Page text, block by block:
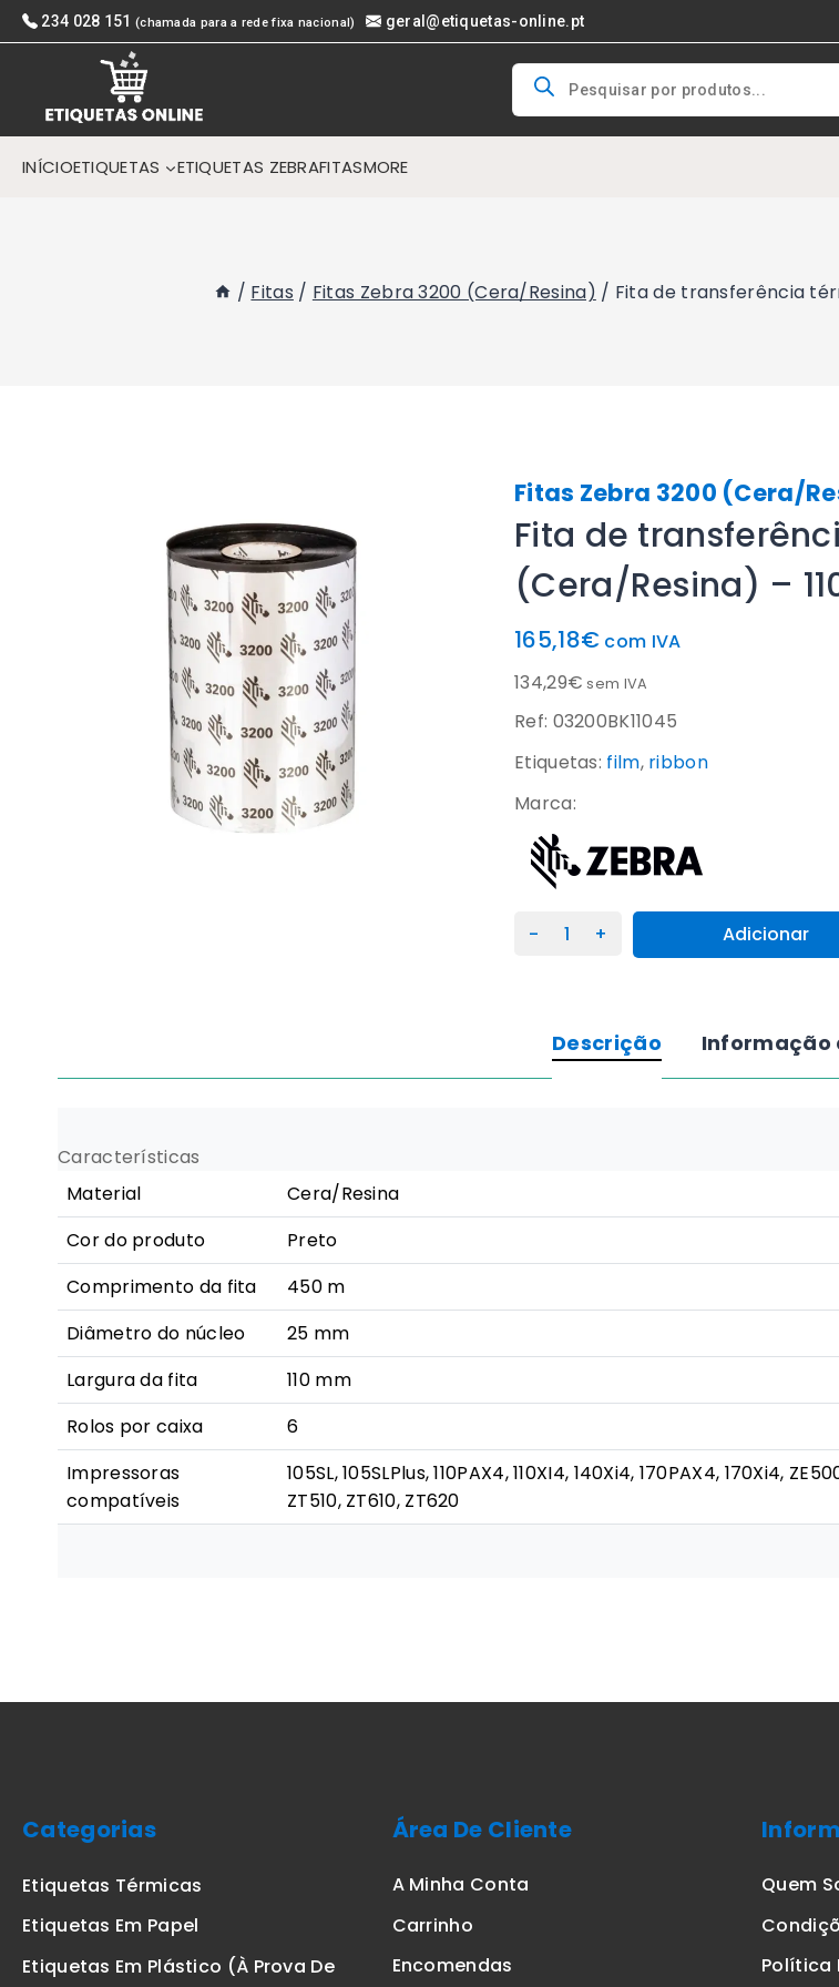
Skip
to
234 028 151 (chamada para a rede fixa nacional) geral@etiquetas-online.pt
Products
search
INÍCIOETIQUETAS ETIQUETAS ZEBRAFITASMORE
/ Fitas / Fitas Zebra 3200 (Cera/Resina) / Fita de transferência
Fitas Zebra 3200 (Cera/
Fita de
(Cera/Resina) –
165,18€ com IVA
134,29€ sem IVA
Ref: 03200BK11045
Etiquetas: film, ribbon
Marca:
Quantidade
transferência
térmica
450m
Adicionar
Descrição Informação
Características
Material
Cera/Resina
Cor do produto
Preto
Comprimento da fita
450 m
Diâmetro do núcleo
25 mm
Largura da fita
110 mm
Rolos por caixa
6
Impressoras
compatíveis
105SL, 105SLPlus, 110PAX4, 110XI4, 140Xi4, 170PAX4, 170Xi4,
ZT510, ZT610, ZT620
Categorias
Etiquetas Térmicas
Etiquetas Em Papel
Etiquetas Em Plástico (à Prova De
Área De Cliente
A Minha Conta
Carrinho
Encomendas
Quem
Política